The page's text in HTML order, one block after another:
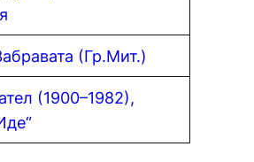
(Гр.Мит.)
(1900–1982),